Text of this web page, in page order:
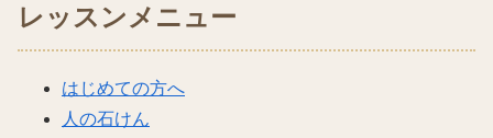
レッスンメニュー
はじめての方へ
人の石けん